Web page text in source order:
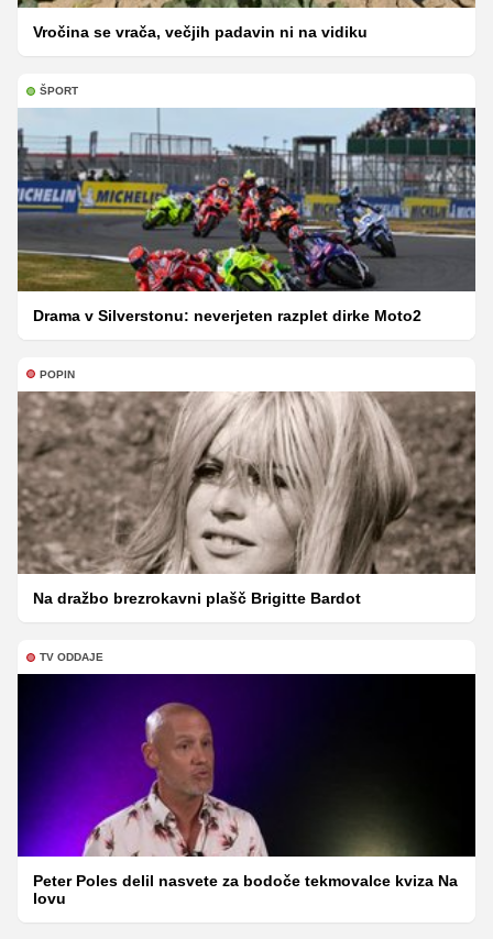
Vročina se vrača, večjih padavin ni na vidiku
ŠPORT
Drama v Silverstonu: neverjeten razplet dirke Moto2
POPIN
Na dražbo brezrokavni plašč Brigitte Bardot
TV ODDAJE
Peter Poles delil nasvete za bodoče tekmovalce kviza Na
lovu